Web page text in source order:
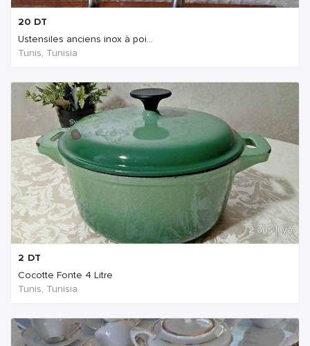
20 DT
Ustensiles anciens inox à poi...
Tunis, Tunisia
2 ans Il ya
2 DT
Cocotte Fonte 4 Litre
Tunis, Tunisia